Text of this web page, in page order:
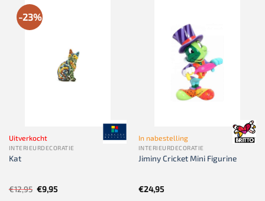
-23%
Uitverkocht
INTERIEURDECORATIE
Kat
€12,95 Oorspronkelijke
prijs
€9,95Huidige
In nabestelling
INTERIEURDECORATIE
Jiminy Cricket Mini Figurine
€24,95